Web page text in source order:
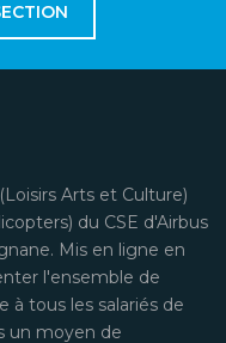
Arts et Culture)
du CSE d'Airbus
Mis en ligne en
l'ensemble de
à tous les salariés de
un moyen de